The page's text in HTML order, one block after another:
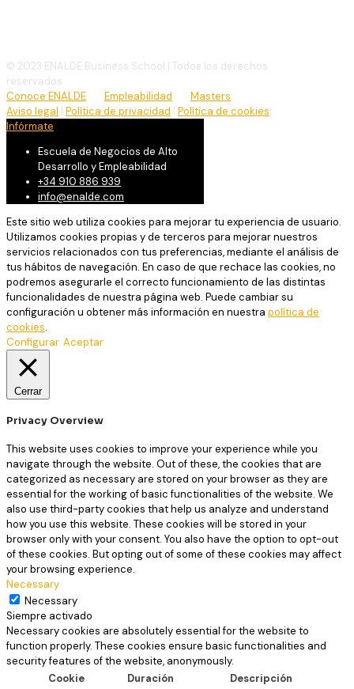
© 2023 ENALDE Business School | Todos los derechos
reservados
Conoce ENALDE
Empleabilidad
Masters
Aviso legal | Política de privacidad | Política de cookies
Infórmate
Escuela de Negocios de Alto
Desarrollo y Empleabilidad
+34 910 886 939
info@enalde.com
Este sitio web utiliza cookies para mejorar tu experiencia de usuario.
Utilizamos cookies propias y de terceros para mejorar nuestros
servicios relacionados con tus preferencias, mediante el análisis de
tus hábitos de navegación. En caso de que rechace las cookies, no
podremos asegurarle el correcto funcionamiento de las distintas
funcionalidades de nuestra página web. Puede cambiar su
configuración u obtener más información en nuestra política de
cookies.
Configurar Aceptar
Cerrar
Privacy Overview
This website uses cookies to improve your experience while you
navigate through the website. Out of these, the cookies that are
categorized as necessary are stored on your browser as they are
essential for the working of basic functionalities of the website. We
also use third-party cookies that help us analyze and understand
how you use this website. These cookies will be stored in your
browser only with your consent. You also have the option to opt-out
of these cookies. But opting out of some of these cookies may affect
your browsing experience.
Necessary
Necessary
Siempre activado
Necessary cookies are absolutely essential for the website to
function properly. These cookies ensure basic functionalities and
security features of the website, anonymously.
Cookie
Duración Descripción